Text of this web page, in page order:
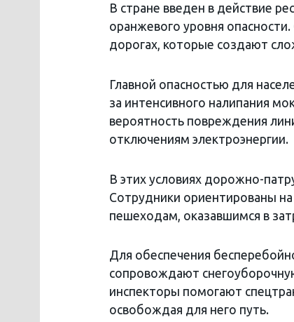
В стране введен в действие
оранжевого уровня
дорогах, которые создают
Главной опасностью для
за интенсивного налипания
вероятность повреждения
отключениям электроэнергии.
В этих условиях дорожно-
Сотрудники ориентированы
пешеходам, оказавшимся в
Для обеспечения
сопровождают
инспекторы помогают
освобождая для него путь.